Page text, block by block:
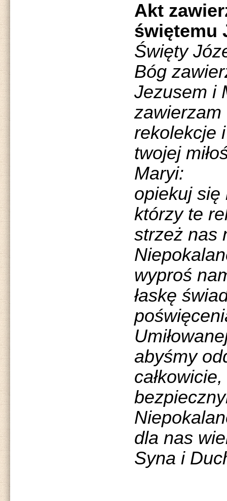
Akt
świętemu
Święty
Bóg
Jezusem i
rekolekcje
twojej
Maryi:
opiekuj się
którzy te
strzeż nas
wyproś
łaskę
abyśmy
dla nas
Syna i